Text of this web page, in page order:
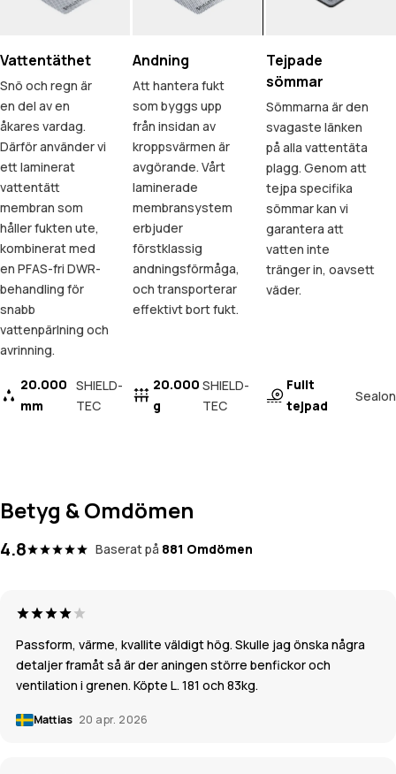
Vattentäthet
Snö och regn är
en del av en
åkares vardag.
Därför använder vi
ett laminerat
vattentätt
membran som
håller fukten ute,
kombinerat med
en PFAS-fri DWR-
behandling för
snabb
vattenpärlning och
avrinning.
20.000
mm
SHIELD-
TEC
Andning
Att hantera fukt
som byggs upp
från insidan av
kroppsvärmen är
avgörande. Vårt
laminerade
membransystem
erbjuder
förstklassig
andningsförmåga,
och transporterar
effektivt bort fukt.
20.000
g
SHIELD-
TEC
Tejpade
sömmar
Sömmarna är den
svagaste länken
på alla vattentäta
plagg. Genom att
tejpa specifika
sömmar kan vi
garantera att
vatten inte
tränger in, oavsett
väder.
Fullt
tejpad
Sealon
Betyg & Omdömen
4.8 Baserat på 881 Omdömen
Passform, värme, kvallite väldigt hög. Skulle jag önska några
detaljer framåt så är der aningen större benfickor och
ventilation i grenen. Köpte L. 181 och 83kg.
Mattias 20 apr. 2026